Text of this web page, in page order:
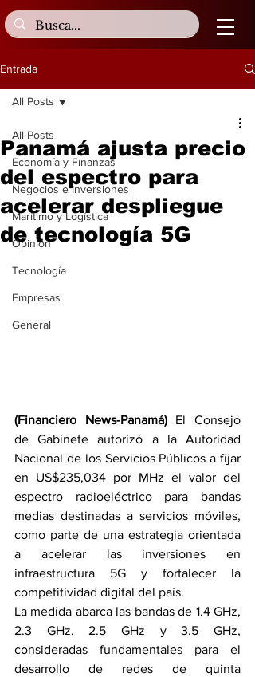
Entrada
All Posts
Economía y Finanzas
Negocios e Inversiones
Marítimo y Logística
Opinión
Tecnología
Empresas
General
All Posts
Panamá ajusta precio
del espectro para
acelerar despliegue
de tecnología 5G
(Financiero News-Panamá) El Consejo
de Gabinete autorizó a la Autoridad
Nacional de los Servicios Públicos a fijar
en US$235,034 por MHz el valor del
espectro radioeléctrico para bandas
medias destinadas a servicios móviles,
como parte de una estrategia orientada
a acelerar las inversiones en
infraestructura 5G y fortalecer la
competitividad digital del país.
La medida abarca las bandas de 1.4 GHz,
2.3 GHz, 2.5 GHz y 3.5 GHz,
consideradas fundamentales para el
desarrollo de redes de quinta